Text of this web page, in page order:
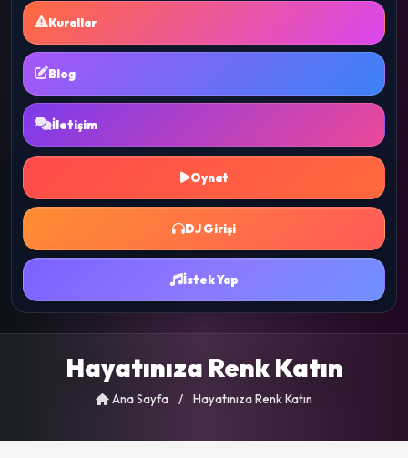
Kurallar
Blog
İletişim
Oynat
DJ Girişi
İstek Yap
Hayatınıza Renk Katın
Ana Sayfa / Hayatınıza Renk Katın